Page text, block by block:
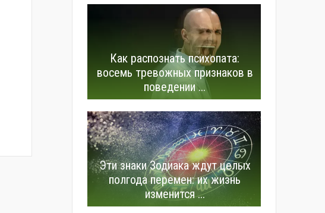
Как распознать психопата:
восемь тревожных признаков в
поведении ...
Эти знаки Зодиака ждут целых
полгода перемен: их жизнь
изменится ...